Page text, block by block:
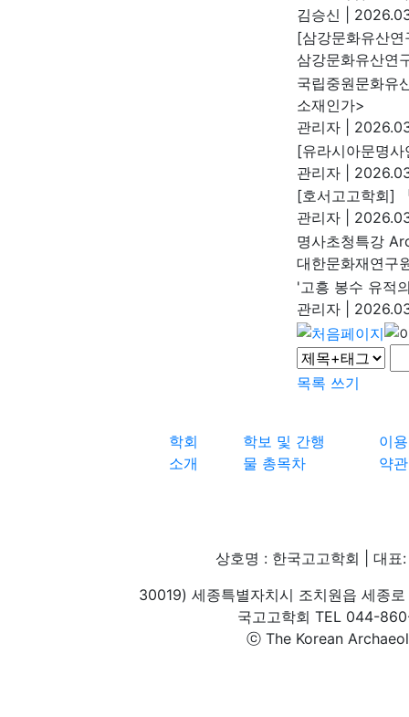
김승신
[삼강문화유산
삼강문화유산연
국립중원문화유
소재인가>
관리자
[유라시아문명
관리자
[호서고고학회]
관리자
명사초청특강
대한문화재연구
'고흥 봉수 유적
관리자
목록 쓰기
학회
소개
학보 및 간행
물 총목차
이용
약관
상호명 : 한국고고학회 | 대
30019) 세종특별자치시 조치원읍 세종
국고고학회 TEL 044-
ⓒ The Korean